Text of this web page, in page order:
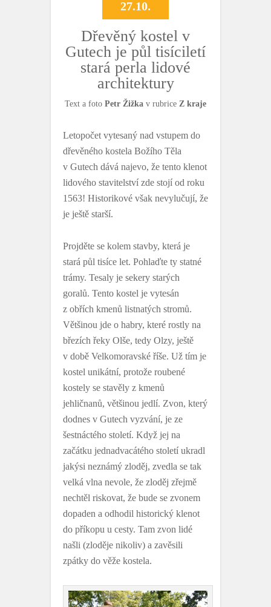
27.10.
Dřevěný kostel v
Gutech je půl tisíciletí
stará perla lidové
architektury
Text a foto Petr Žižka v rubrice Z kraje
Letopočet vytesaný nad vstupem do
dřevěného kostela Božího Těla
v Gutech dává najevo, že tento klenot
lidového stavitelství zde stojí od roku
1563! Historikové však nevylučují, že
je ještě starší.
Projděte se kolem stavby, která je
stará půl tisíce let. Pohlaďte ty statné
trámy. Tesaly je sekery starých
goralů. Tento kostel je vytesán
z obřích kmenů listnatých stromů.
Většinou jde o habry, které rostly na
březích řeky Olše, tedy Olzy, ještě
v době Velkomoravské říše. Už tím je
kostel unikátní, protože roubené
kostely se stavěly z kmenů
jehličnanů, většinou jedlí. Zvon, který
dodnes v Gutech vyzvání, je ze
šestnáctého století. Když jej na
začátku jednadvacátého století ukradl
jakýsi neznámý zloděj, zvedla se tak
velká vlna nevole, že zloděj zřejmě
nechtěl riskovat, že bude se zvonem
dopaden a odhodil historický klenot
do příkopu u cesty. Tam zvon lidé
našli (zloděje nikoliv) a zavěsili
zpátky do věže kostela.